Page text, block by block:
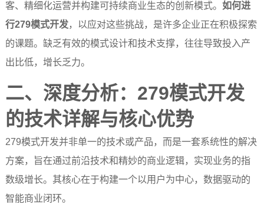
客、精细化运营并构建可持续商业生态的创新模式。 如何进
行279模式开发，以应对这些挑战，是许多企业正在积极探索
的课题。缺乏有效的模式设计和技术支撑，往往导致投入产
出比低，增长乏力。
二、深度分析：279模式开发
的技术详解与核心优势
279模式开发并非单一的技术或产品，而是一套系统性的解决
方案，旨在通过前沿技术和精妙的商业逻辑，实现业务的指
数级增长。其核心在于构建一个以用户为中心，数据驱动的
智能商业闭环。